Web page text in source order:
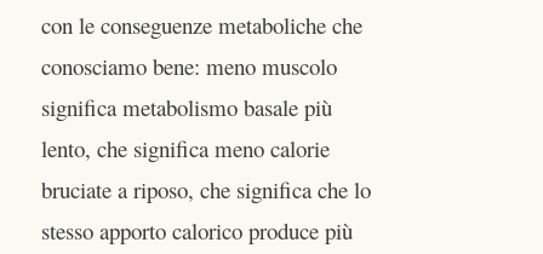
con le conseguenze metaboliche che
conosciamo bene: meno muscolo
significa metabolismo basale più
lento, che significa meno calorie
bruciate a riposo, che significa che lo
stesso apporto calorico produce più